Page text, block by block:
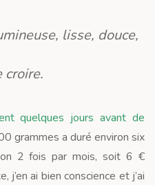
lisse, douce,
quelques jours avant de
grammes a duré environ six
2 fois par mois, soit 6 €
j’en ai bien conscience et j’ai